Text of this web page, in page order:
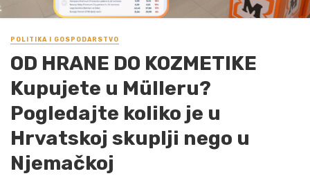
POLITIKA I GOSPODARSTVO
OD HRANE DO KOZMETIKE
Kupujete u Mülleru?
Pogledajte koliko je u
Hrvatskoj skuplji nego u
Njemačkoj